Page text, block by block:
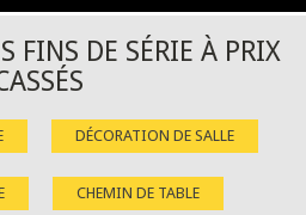
FINS DE SÉRIE À PRIX
DÉCORATION DE SALLE
CHEMIN DE TABLE